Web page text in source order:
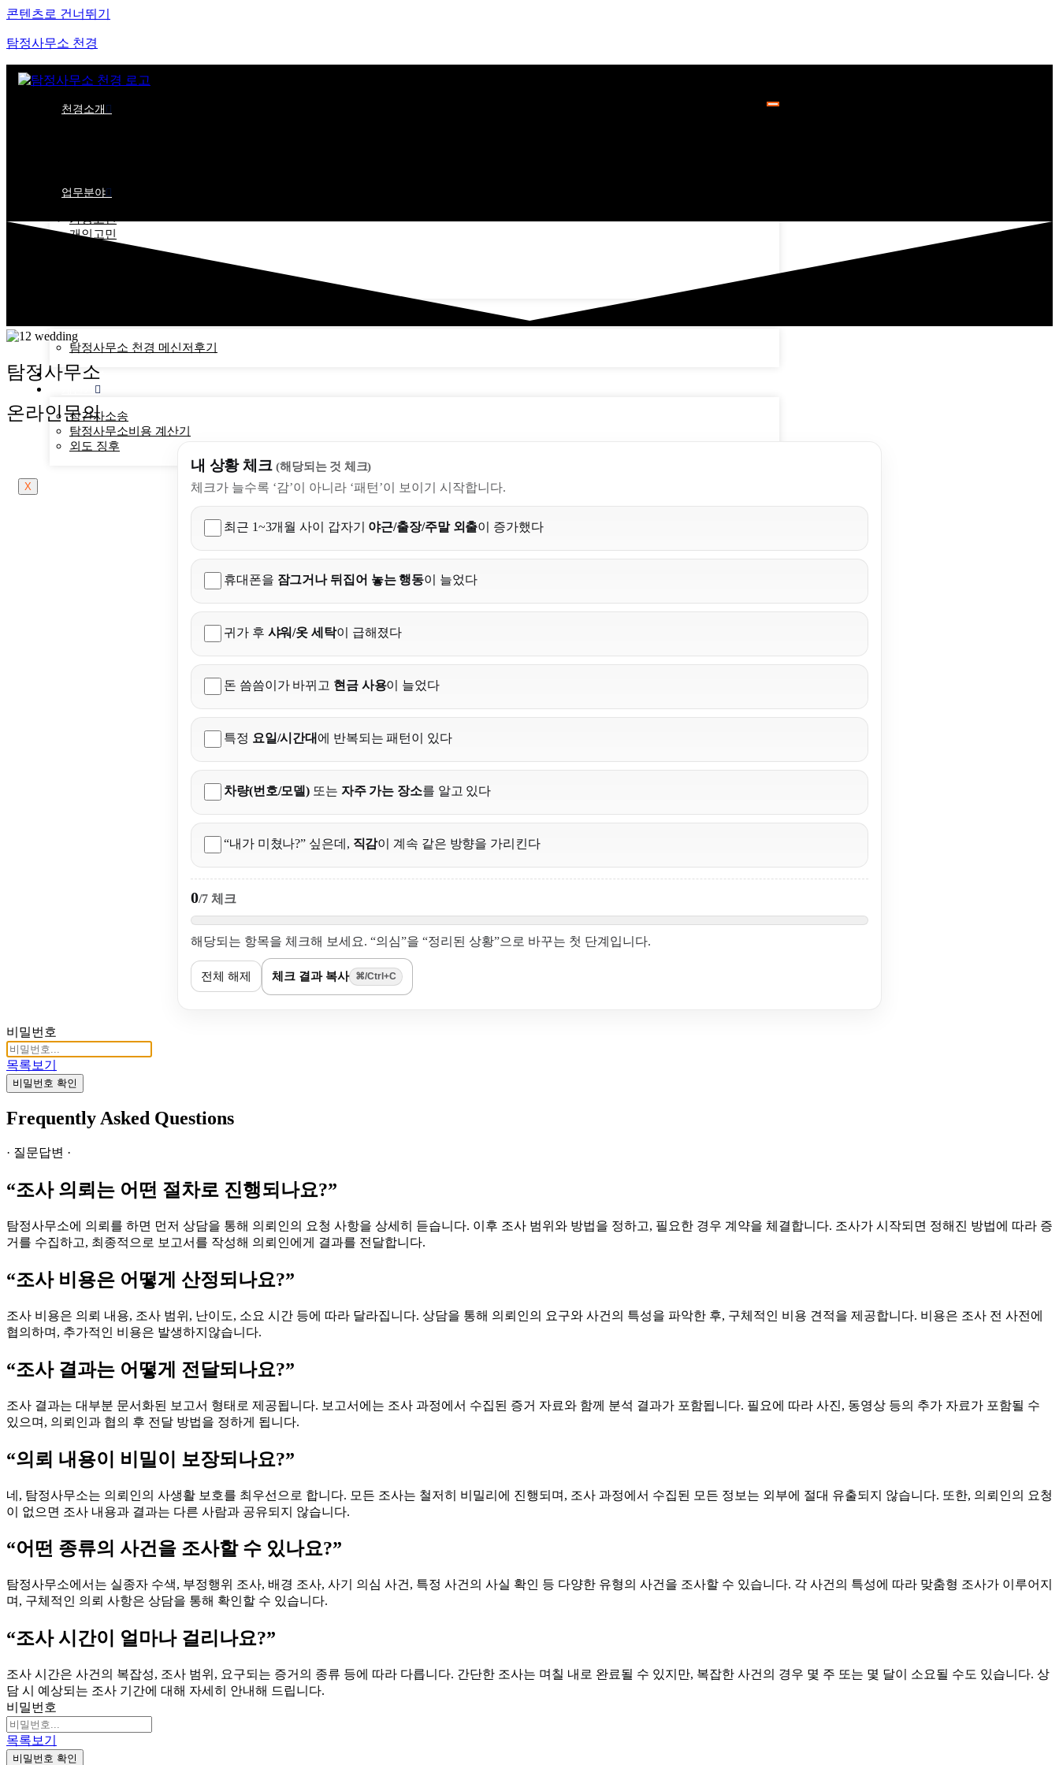
콘텐츠로 건너뛰기
탐정사무소 천경
천경소개
업무분야
가정고민
개인고민
탐정사무소 천경 메신저후기
천경 뉴스
상간자소송
탐정사무소비용 계산기
외도 징후
X
탐정사무소
온라인문의
내 상황 체크(해당되는 것 체크)
체크가 늘수록 ‘감’이 아니라 ‘패턴’이 보이기 시작합니다.
최근 1~3개월 사이 갑자기 야근/출장/주말 외출이 증가했다
휴대폰을 잠그거나 뒤집어 놓는 행동이 늘었다
귀가 후 샤워/옷 세탁이 급해졌다
돈 씀씀이가 바뀌고 현금 사용이 늘었다
특정 요일/시간대 에 반복되는 패턴이 있다
차량(번호/모델) 또는 자주 가는 장소를 알고 있다
“내가 미쳤나?” 싶은데, 직감이 계속 같은 방향을 가리킨다
0/7 체크
해당되는 항목을 체크해 보세요. “의심”을 “정리된 상황”으로 바꾸는 첫 단계입니다.
전체 해제 체크 결과 복사 ⌘/Ctrl+C
비밀번호
목록보기
비밀번호 확인
Frequently Asked Questions
· 질문답변 ·
“조사 의뢰는 어떤 절차로 진행되나요?”
탐정사무소에 의뢰를 하면 먼저 상담을 통해 의뢰인의 요청 사항을 상세히 듣습니다. 이후 조사 범위와 방법을 정하고, 필요한 경우 계약을 체결합니다. 조사가 시작되면 정해진 방법에 따라 증
거를 수집하고, 최종적으로 보고서를 작성해 의뢰인에게 결과를 전달합니다.
“조사 비용은 어떻게 산정되나요?”
조사 비용은 의뢰 내용, 조사 범위, 난이도, 소요 시간 등에 따라 달라집니다. 상담을 통해 의뢰인의 요구와 사건의 특성을 파악한 후, 구체적인 비용 견적을 제공합니다. 비용은 조사 전 사전에
협의하며, 추가적인 비용은 발생하지않습니다.
“조사 결과는 어떻게 전달되나요?”
조사 결과는 대부분 문서화된 보고서 형태로 제공됩니다. 보고서에는 조사 과정에서 수집된 증거 자료와 함께 분석 결과가 포함됩니다. 필요에 따라 사진, 동영상 등의 추가 자료가 포함될 수
있으며, 의뢰인과 협의 후 전달 방법을 정하게 됩니다.
“의뢰 내용이 비밀이 보장되나요?”
네, 탐정사무소는 의뢰인의 사생활 보호를 최우선으로 합니다. 모든 조사는 철저히 비밀리에 진행되며, 조사 과정에서 수집된 모든 정보는 외부에 절대 유출되지 않습니다. 또한, 의뢰인의 요청
이 없으면 조사 내용과 결과는 다른 사람과 공유되지 않습니다.
“어떤 종류의 사건을 조사할 수 있나요?”
탐정사무소에서는 실종자 수색, 부정행위 조사, 배경 조사, 사기 의심 사건, 특정 사건의 사실 확인 등 다양한 유형의 사건을 조사할 수 있습니다. 각 사건의 특성에 따라 맞춤형 조사가 이루어지
며, 구체적인 의뢰 사항은 상담을 통해 확인할 수 있습니다.
“조사 시간이 얼마나 걸리나요?”
조사 시간은 사건의 복잡성, 조사 범위, 요구되는 증거의 종류 등에 따라 다릅니다. 간단한 조사는 며칠 내로 완료될 수 있지만, 복잡한 사건의 경우 몇 주 또는 몇 달이 소요될 수도 있습니다. 상
담 시 예상되는 조사 기간에 대해 자세히 안내해 드립니다.
비밀번호
목록보기
비밀번호 확인